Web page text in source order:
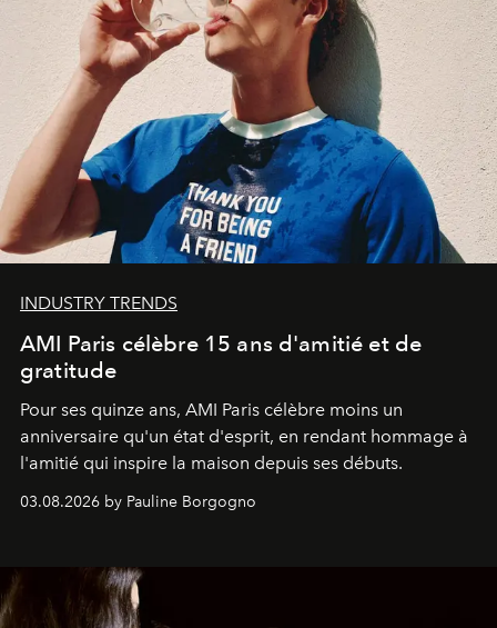
INDUSTRY TRENDS
AMI Paris célèbre 15 ans d'amitié et de
gratitude
Pour ses quinze ans, AMI Paris célèbre moins un
anniversaire qu'un état d'esprit, en rendant hommage à
l'amitié qui inspire la maison depuis ses débuts.
03.08.2026 by Pauline Borgogno